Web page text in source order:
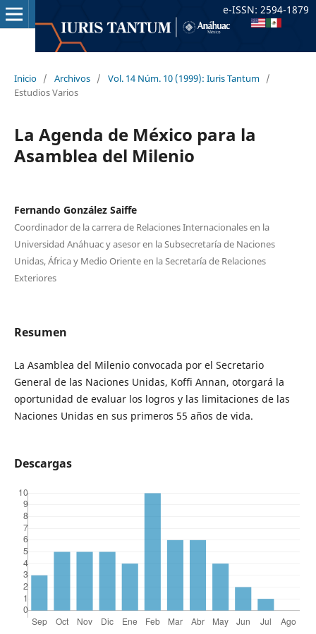
Inicio / Archivos / Vol. 14 Núm. 10 (1999): Iuris Tantum /
Estudios Varios
La Agenda de México para la
Asamblea del Milenio
Fernando González Saiffe
Coordinador de la carrera de Relaciones Internacionales en la
Universidad Anáhuac y asesor en la Subsecretaría de Naciones
Unidas, África y Medio Oriente en la Secretaría de Relaciones
Exteriores
Resumen
La Asamblea del Milenio convocada por el Secretario
General de las Naciones Unidas, Koffi Annan, otorgará la
oportunidad de evaluar los logros y las limitaciones de las
Naciones Unidas en sus primeros 55 años de vida.
Descargas
e-ISSN: 2594-1879